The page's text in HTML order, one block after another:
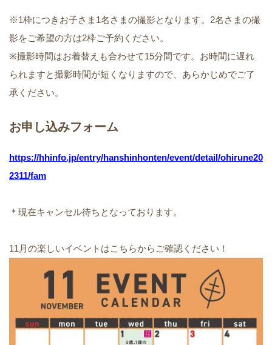
※1枠につきお子さま1名さまの撮影となります。2名さまの撮
影をご希望の方は2枠ご予約ください。
※撮影時間はお着替えも合わせて15分間です。お時間に遅れ
られますと撮影時間が短くなりますので、あらかじめでご了
承ください。
お申し込みフォーム
https://hhinfo.jp/entry/hanshinhonten/event/detail/ohirune20
2311/fam
＊現在キャンセル待ちとなっております。
11月の楽しいイベントはこちらからご確認ください！